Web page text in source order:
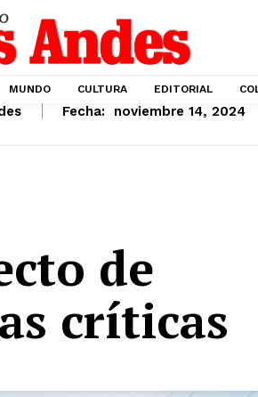
MUNDO CULTURA EDITORIAL
Fecha: noviembre 14, 2024
de
críticas